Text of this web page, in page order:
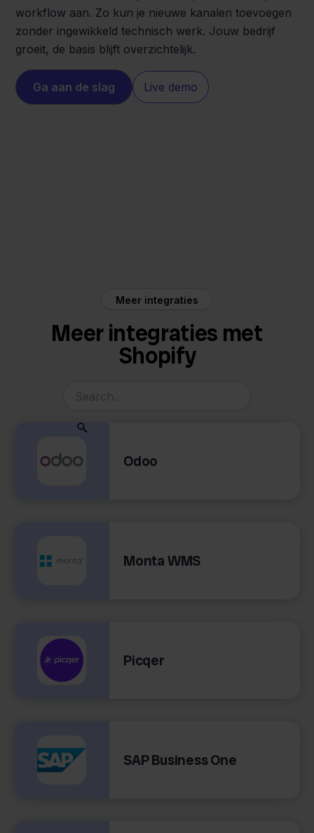
workflow aan. Zo kun je nieuwe kanalen toevoegen
zonder ingewikkeld technisch werk. Jouw bedrijf
groeit, de basis blijft overzichtelijk.
Ga aan de slag Live demo
Meer integraties
Meer integraties met
Shopify
Odoo
Monta WMS
Picqer
SAP Business One